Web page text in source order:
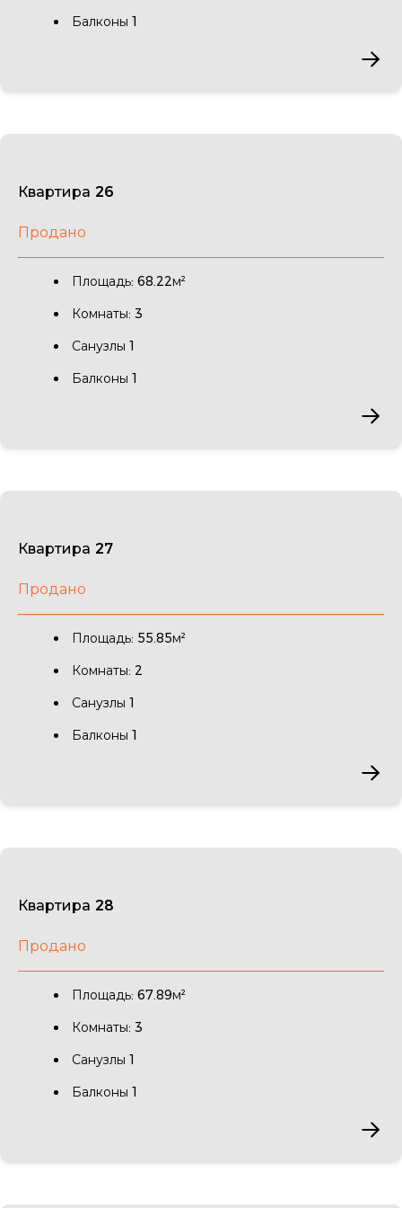
Балконы 1
Квартира 26
Продано
Площадь: 68.22м²
Комнаты: 3
Санузлы 1
Балконы 1
Квартира 27
Продано
Площадь: 55.85м²
Комнаты: 2
Санузлы 1
Балконы 1
Квартира 28
Продано
Площадь: 67.89м²
Комнаты: 3
Санузлы 1
Балконы 1